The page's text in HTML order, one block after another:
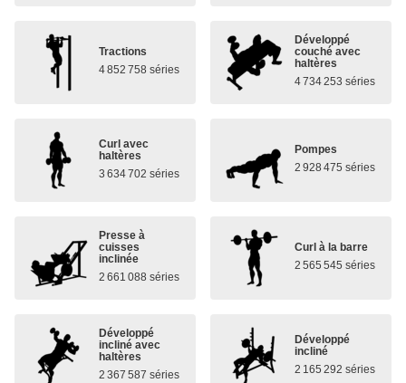
Tractions
4 852 758 séries
Développé
couché avec
haltères
4 734 253 séries
Curl avec
haltères
3 634 702 séries
Pompes
2 928 475 séries
Presse à
cuisses
inclinée
2 661 088 séries
Curl à la barre
2 565 545 séries
Développé
incliné avec
haltères
2 367 587 séries
Développé
incliné
2 165 292 séries